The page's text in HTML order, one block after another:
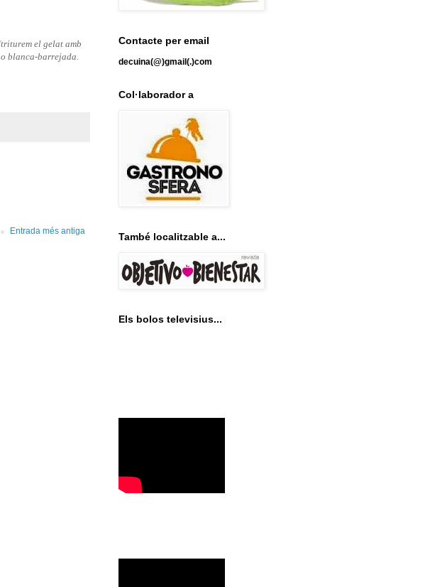
el gelat amb
blanca-barrejada.
Entrada més antiga
Contacte per email
decuina(@)gmail(.)com
Col·laborador a
També localitzable a...
Els bolos televisius...